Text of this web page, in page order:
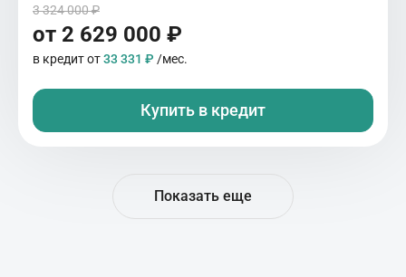
3 324 000 ₽
от 2 629 000 ₽
в кредит от33 331 ₽ /мес.
Купить в кредит
Показать еще